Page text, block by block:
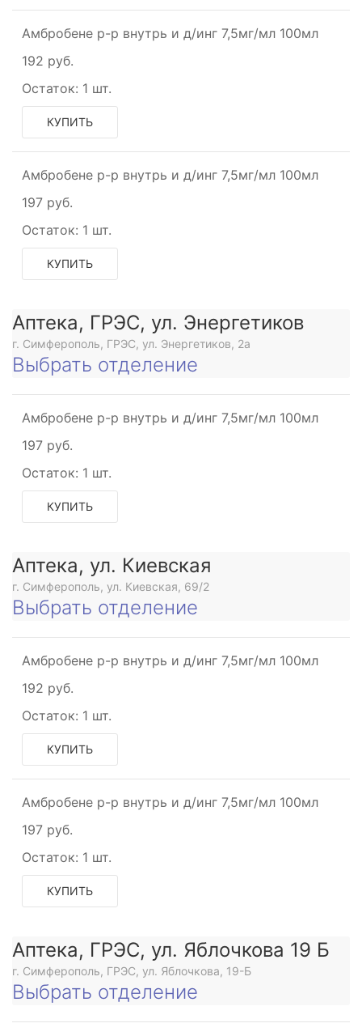
Амбробене р-р внутрь и д/инг 7,5мг/мл 100мл
192 руб.
Остаток: 1 шт.
КУПИТЬ
Амбробене р-р внутрь и д/инг 7,5мг/мл 100мл
197 руб.
Остаток: 1 шт.
КУПИТЬ
Аптека, ГРЭС, ул. Энергетиков
г. Симферополь, ГРЭС, ул. Энергетиков, 2а
Выбрать отделение
Амбробене р-р внутрь и д/инг 7,5мг/мл 100мл
197 руб.
Остаток: 1 шт.
КУПИТЬ
Аптека, ул. Киевская
г. Симферополь, ул. Киевская, 69/2
Выбрать отделение
Амбробене р-р внутрь и д/инг 7,5мг/мл 100мл
192 руб.
Остаток: 1 шт.
КУПИТЬ
Амбробене р-р внутрь и д/инг 7,5мг/мл 100мл
197 руб.
Остаток: 1 шт.
КУПИТЬ
Аптека, ГРЭС, ул. Яблочкова 19 Б
г. Симферополь, ГРЭС, ул. Яблочкова, 19-Б
Выбрать отделение